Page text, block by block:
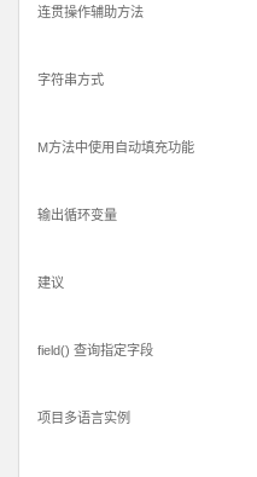
连贯操作辅助方法
字符串方式
M方法中使用自动填充功能
输出循环变量
建议
field() 查询指定字段
项目多语言实例